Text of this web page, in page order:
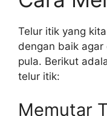
Telur itik yang
dengan baik
pula. Berikut
telur itik:
Memutar